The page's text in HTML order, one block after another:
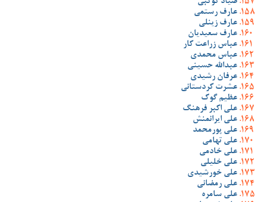
صیاد کوکبی
عارف رستمی
عارف زینلی
عارف سعیدیان
عباس زراعت کار
عباس محمدی
عبدالله حسینی
عرفان رشیدی
عشرت کردستانی
عظیم گوک
علی اکبر فرهنگ
علی ایرانمنش
علی پورمحمد
علی تهامی
علی خادمی
علی خلیلی
علی خورشیدی
علی رمضانی
علی سامره